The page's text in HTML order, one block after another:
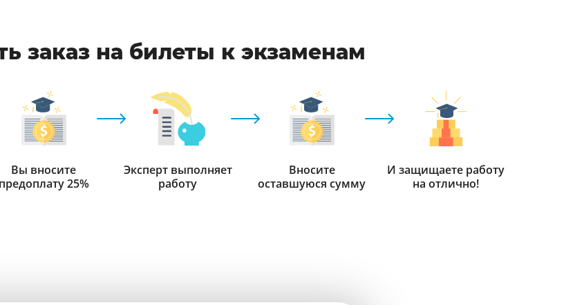
заказ на билеты к экзаменам
Вы вносите
предоплату 25%
Эксперт выполняет
работу
Вносите
оставшуюся сумму
И защищаете работу
на отлично!